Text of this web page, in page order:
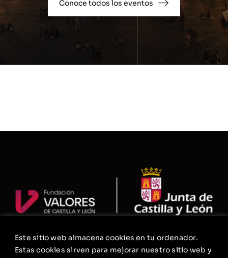
Este sitio web almacena cookies en tu ordenador.
Estas cookies sirven para mejorar nuestro sitio web y
Conoce todos los eventos
La Fundación